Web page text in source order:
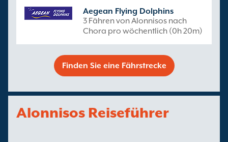
Aegean Flying Dolphins
3 Fähren von Alonnisos nach
Chora pro wöchentlich (0h 20m)
Finden Sie eine Fährstrecke
Alonnisos Reiseführer